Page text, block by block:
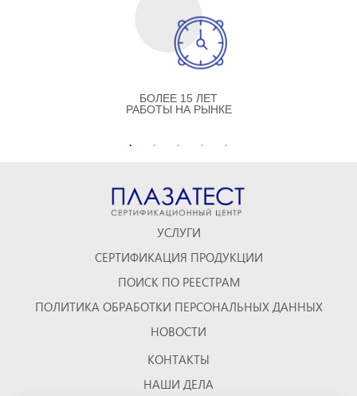
БОЛЕЕ 15 ЛЕТ
РАБОТЫ НА РЫНКЕ
УСЛУГИ
СЕРТИФИКАЦИЯ ПРОДУКЦИИ
ПОИСК ПО РЕЕСТРАМ
ПОЛИТИКА ОБРАБОТКИ ПЕРСОНАЛЬНЫХ ДАННЫХ
НОВОСТИ
КОНТАКТЫ
НАШИ ДЕЛА